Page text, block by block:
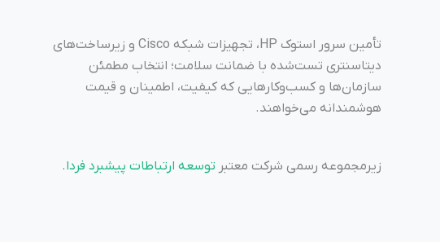
تأمین سرور استوک HP، تجهیزات شبکه Cisco و زیرساخت‌های
دیتاسنتری تست‌شده با ضمانت سلامت؛ انتخاب مطمئن
سازمان‌ها و کسب‌وکارهایی که کیفیت، اطمینان و قیمت
هوشمندانه می‌خواهند.
زیرمجموعه رسمی شرکت معتبر توسعه ارتباطات پیشبرد فردا.